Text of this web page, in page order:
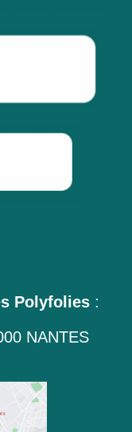
Polyfolies:
NANTES